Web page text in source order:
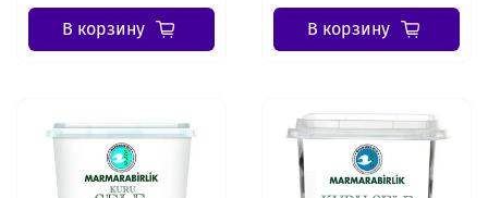
В корзину В корзину